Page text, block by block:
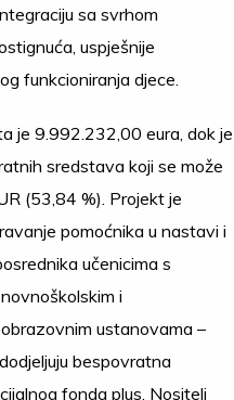
sa svrhom
uspješnije
funkcioniranja djece.
je 9.992.232,00 eura, dok je
sredstava koji se može
(53,84 %). Projekt je
pomoćnika u nastavi i
učenicima s
i
ustanovama –
bespovratna
fonda plus. Nositelj